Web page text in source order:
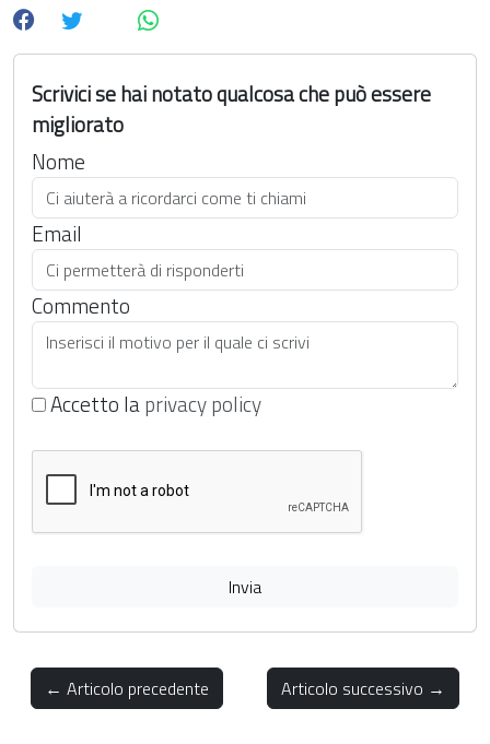
Scrivici se hai notato qualcosa che può essere
migliorato
Nome
Email
Commento
Accetto laprivacy policy
Invia
← Articolo precedente Articolo successivo →